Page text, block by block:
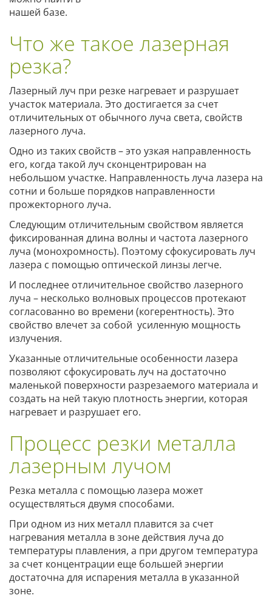
нашей базе.
Что же такое лазерная
резка?
Лазерный луч при резке нагревает и разрушает
участок материала. Это достигается за счет
отличительных от обычного луча света, свойств
лазерного луча.
Одно из таких свойств – это узкая направленность
его, когда такой луч сконцентрирован на
небольшом участке. Направленность луча лазера на
сотни и больше порядков направленности
прожекторного луча.
Следующим отличительным свойством является
фиксированная длина волны и частота лазерного
луча (монохромность). Поэтому сфокусировать луч
лазера с помощью оптической линзы легче.
И последнее отличительное свойство лазерного
луча – несколько волновых процессов протекают
согласованно во времени (когерентность). Это
свойство влечет за собой усиленную мощность
излучения.
Указанные отличительные особенности лазера
позволяют сфокусировать луч на достаточно
маленькой поверхности разрезаемого материала и
создать на ней такую плотность энергии, которая
нагревает и разрушает его.
Процесс резки металла
лазерным лучом
Резка металла с помощью лазера может
осуществляться двумя способами.
При одном из них металл плавится за счет
нагревания металла в зоне действия луча до
температуры плавления, а при другом температура
за счет концентрации еще большей энергии
достаточна для испарения металла в указанной
зоне.